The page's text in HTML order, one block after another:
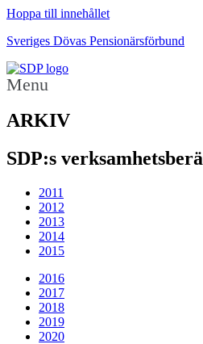
Hoppa till innehållet
Sveriges Dövas Pensionärsförbund
Menu
ARKIV
SDP:s
2011
2012
2013
2014
2015
2016
2017
2018
2019
2020